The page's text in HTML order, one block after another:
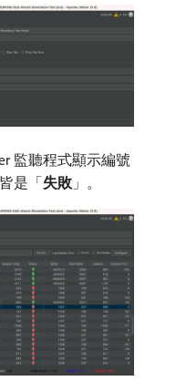
監聽程式顯示編號
是「失敗 」。